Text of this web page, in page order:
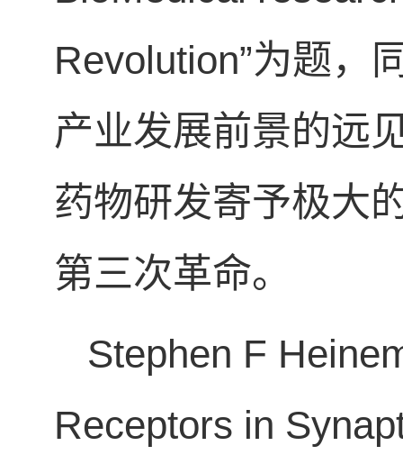
Revolution”为题，
产业发展前景的远
药物研发寄予极大
第三次革命。
Stephen F
Receptors in